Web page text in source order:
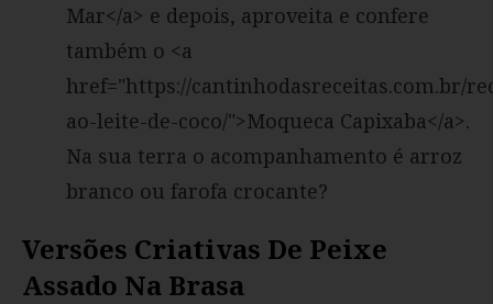
Mar</a> e depois, aproveita e confere
também o <a
href="https://cantinhodasreceitas.com.br/
ao-leite-de-coco/">Moqueca Capixaba</a>.
Na sua terra o acompanhamento é arroz
branco ou farofa crocante?
Versões Criativas De Peixe
Assado Na Brasa